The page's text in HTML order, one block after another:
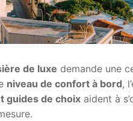
de luxe demande une
niveau de confort à bord,
guides de choix aident à